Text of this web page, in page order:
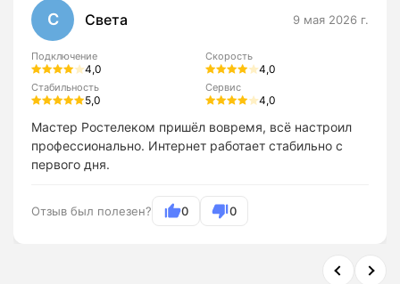
С Света 9 мая 2026 г.
Подключение
4,0
Скорость
4,0
Стабильность
5,0
Сервис
4,0
Мастер Ростелеком пришёл вовремя, всё настроил
профессионально. Интернет работает стабильно с
первого дня.
Отзыв был полезен? 0 0